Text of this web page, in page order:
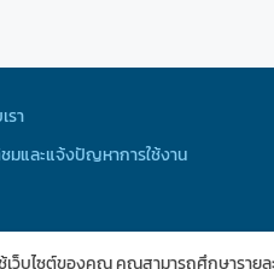
รา
มและแจ้งปัญหาการใช้งาน
ว็บไซต์ของคุณ คุณสามารถศึกษารายล